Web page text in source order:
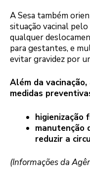
A Sesa também
situação vacinal
qualquer
para gestantes, e
evitar gravidez por
Além da
medidas
higienização
manutenção
reduzir a
(Informações da